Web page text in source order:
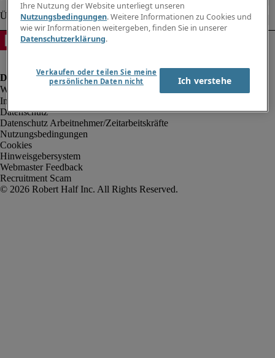
Impressum
Datenschutz
Datenschutz Arbeitnehmer/Zeitarbeitskräfte
Nutzungsbedingungen
Cookies
Hinweisgebersystem
Webmaster Feedback
Recruitment Scam
Ihre Nutzung der Website unterliegt unseren
Nutzungsbedingungen. Weitere Informationen zu Cookies und
wie wir Informationen weitergeben, finden Sie in unserer
Datenschutzerklärung.
Verkaufen oder teilen Sie meine
persönlichen Daten nicht
Ich verstehe